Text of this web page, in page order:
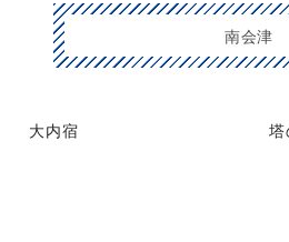
南会津
大内宿 塔